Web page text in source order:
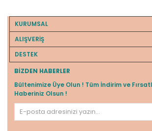
KURUMSAL
ALIŞVERİŞ
DESTEK
BIZDEN HABERLER
Bültenimize Üye Olun ! Tüm İndirim ve
Haberiniz Olsun !